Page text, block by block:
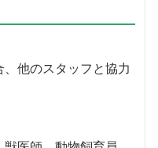
他のスタッフと協力